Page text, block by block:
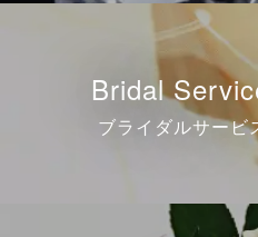
Bridal
ブライダルサービ